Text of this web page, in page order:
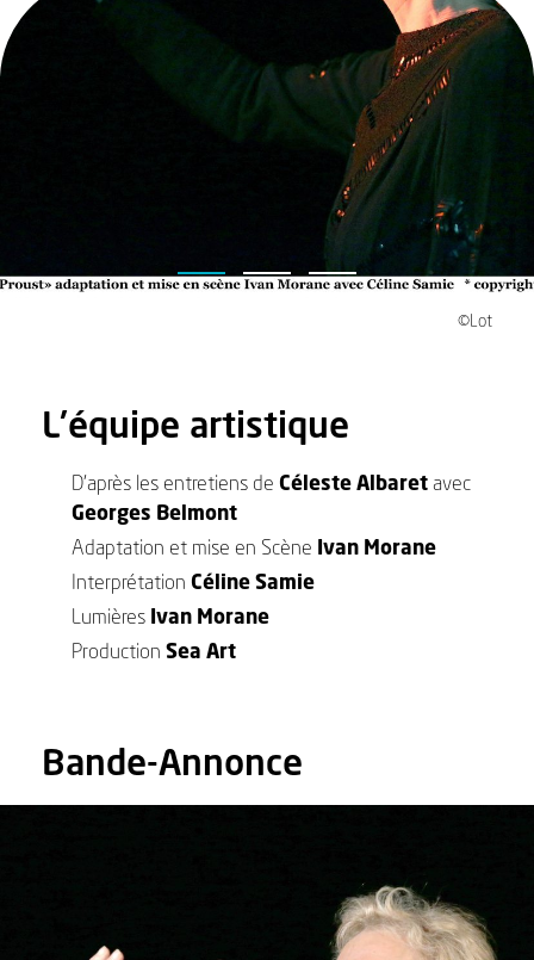
©Lot
L'équipe artistique
D’après les entretiens de Céleste Albaretavec
Georges Belmont
Adaptation et mise en Scène Ivan Morane
Interprétation Céline Samie
Lumières Ivan Morane
Production Sea Art
Bande-Annonce